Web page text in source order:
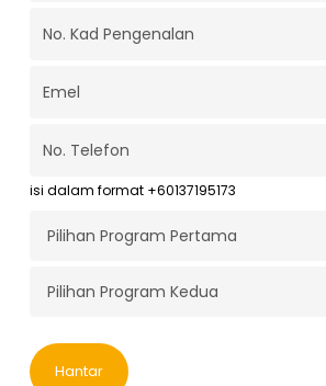
No.
Pengenalan
Emel*
No.
Telefon*
isi dalam format +60137195173
Program
Program